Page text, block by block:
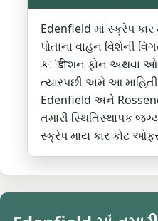
Edenfield માં સ્ક્રેપ કાર
પોતાના વાહન વિશેની
કंडीશન ફોન અથવા
ત્યારપછી અમે આ
Edenfield અને
તમારી સ્થિતિસ્થાપક
સ્ક્રેપ માય કાર કોટ